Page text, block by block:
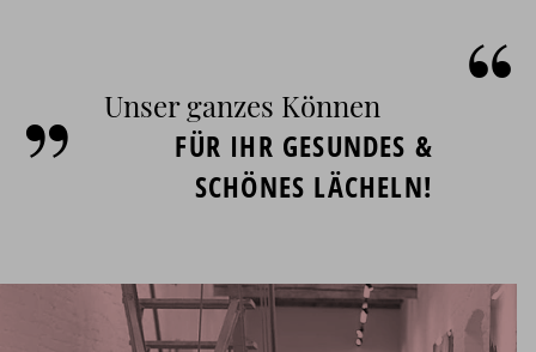
„ Unser ganzes Können
FÜR IHR GESUNDES &
SCHÖNES LÄCHELN!
“